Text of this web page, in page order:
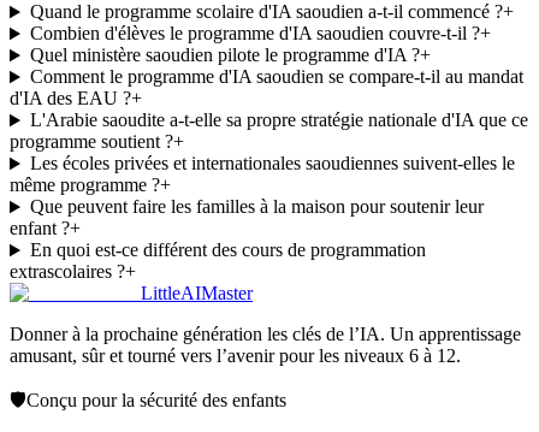
Quand le programme scolaire d'IA saoudien a-t-il commencé ?+
Combien d'élèves le programme d'IA saoudien couvre-t-il ?+
Quel ministère saoudien pilote le programme d'IA ?+
Comment le programme d'IA saoudien se compare-t-il au mandat
d'IA des EAU ?+
L'Arabie saoudite a-t-elle sa propre stratégie nationale d'IA que ce
programme soutient ?+
Les écoles privées et internationales saoudiennes suivent-elles le
même programme ?+
Que peuvent faire les familles à la maison pour soutenir leur
enfant ?+
En quoi est-ce différent des cours de programmation
extrascolaires ?+
LittleAIMaster
Donner à la prochaine génération les clés de l’IA. Un apprentissage
amusant, sûr et tourné vers l’avenir pour les niveaux 6 à 12.
🛡️Conçu pour la sécurité des enfants